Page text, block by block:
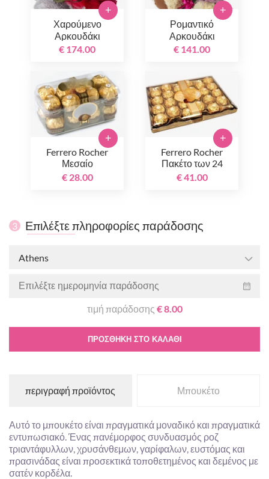
Χαρούμενο
Αρκουδάκι
€ 174.00
+
Ρομαντικό
Αρκουδάκι
€ 141.00
+
Ferrero Rocher
Μεσαίο
€ 28.00
+
Ferrero Rocher
Πακέτο των 24
€ 41.00
+
3 Επιλέξτε πληροφορίες παράδοσης
Athens
τιμή παράδοσης € 8.00
ΠΡΟΣΘΉΚΗ ΣΤΟ ΚΑΛΆΘΙ
περιγραφή προϊόντος Μπουκέτο
Αυτό το μπουκέτο είναι πραγματικά μοναδικό και πραγματικά
εντυπωσιακό. Ένας πανέμορφος συνδυασμός ροζ
τριαντάφυλλων, χρυσάνθεμων, γαρίφαλων, ευστόμας και
πρασινάδας είναι προσεκτικά τοποθετημένος και δεμένος με
σατέν κορδέλα.